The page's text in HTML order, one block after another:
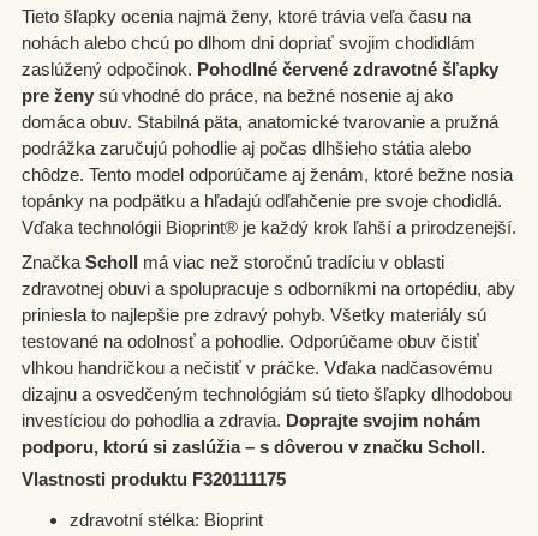
Tieto šľapky ocenia najmä ženy, ktoré trávia veľa času na
nohách alebo chcú po dlhom dni dopriať svojim chodidlám
zaslúžený odpočinok. Pohodlné červené zdravotné šľapky
pre ženysú vhodné do práce, na bežné nosenie aj ako
domáca obuv. Stabilná päta, anatomické tvarovanie a pružná
podrážka zaručujú pohodlie aj počas dlhšieho státia alebo
chôdze. Tento model odporúčame aj ženám, ktoré bežne nosia
topánky na podpätku a hľadajú odľahčenie pre svoje chodidlá.
Vďaka technológii Bioprint® je každý krok ľahší a prirodzenejší.
Značka Scholl má viac než storočnú tradíciu v oblasti
zdravotnej obuvi a spolupracuje s odborníkmi na ortopédiu, aby
priniesla to najlepšie pre zdravý pohyb. Všetky materiály sú
testované na odolnosť a pohodlie. Odporúčame obuv čistiť
vlhkou handričkou a nečistiť v práčke. Vďaka nadčasovému
dizajnu a osvedčeným technológiám sú tieto šľapky dlhodobou
investíciou do pohodlia a zdravia. Doprajte svojim nohám
podporu, ktorú si zaslúžia – s dôverou v značku Scholl.
Vlastnosti produktu F320111175
zdravotní stélka: Bioprint